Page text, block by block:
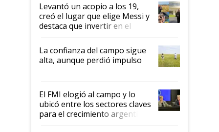
Levantó un acopio a los 19,
creó el lugar que elige Messi y
destaca que invertir en el
kirchnerismo era como "darle
plata a un hijo para droga":
Juan Félix Rossetti, el libertario
que de una dura crisis salió
de Milei
La confianza del campo sigue
alta, aunque perdió impulso
El FMI elogió al campo y lo
ubicó entre los sectores claves
para el crecimiento argentino